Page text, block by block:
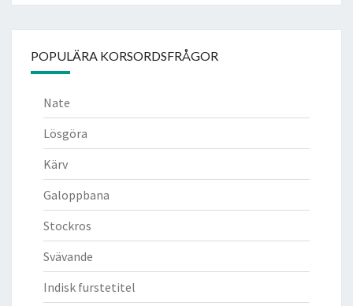
POPULÄRA KORSORDSFRÅGOR
Nate
Lösgöra
Kärv
Galoppbana
Stockros
Svävande
Indisk furstetitel